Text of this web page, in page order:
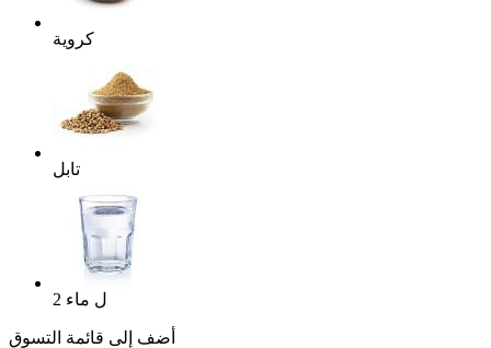
كروية
تابل
2 ل ماء
أضف إلى قائمة التسوق